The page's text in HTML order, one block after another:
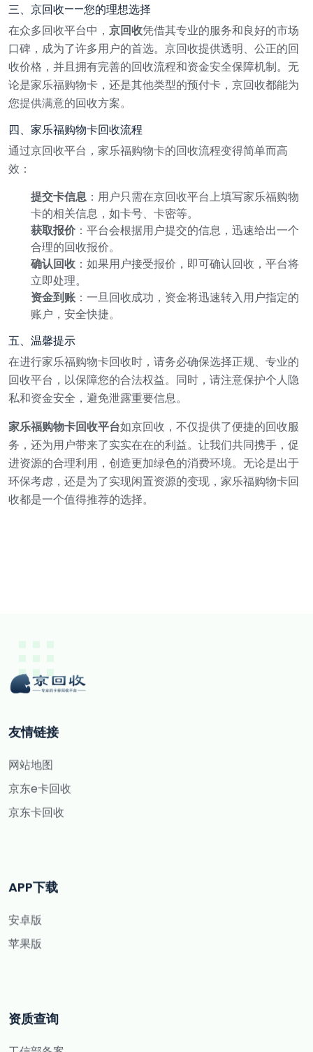
三、京回收——您的理想选择
在众多回收平台中， 京回收凭借其专业的服务和良好的市场
口碑，成为了许多用户的首选。京回收提供透明、公正的回
收价格，并且拥有完善的回收流程和资金安全保障机制。无
论是家乐福购物卡，还是其他类型的预付卡，京回收都能为
您提供满意的回收方案。
四、家乐福购物卡回收流程
通过京回收平台，家乐福购物卡的回收流程变得简单而高
效：
提交卡信息 ：用户只需在京回收平台上填写家乐福购物
卡的相关信息，如卡号、卡密等。
获取报价：平台会根据用户提交的信息，迅速给出一个
合理的回收报价。
确认回收：如果用户接受报价，即可确认回收，平台将
立即处理。
资金到账：一旦回收成功，资金将迅速转入用户指定的
账户，安全快捷。
五、温馨提示
在进行家乐福购物卡回收时，请务必确保选择正规、专业的
回收平台，以保障您的合法权益。同时，请注意保护个人隐
私和资金安全，避免泄露重要信息。
家乐福购物卡回收平台如京回收，不仅提供了便捷的回收服
务，还为用户带来了实实在在的利益。让我们共同携手，促
进资源的合理利用，创造更加绿色的消费环境。无论是出于
环保考虑，还是为了实现闲置资源的变现，家乐福购物卡回
收都是一个值得推荐的选择。
友情链接
网站地图
京东e卡回收
京东卡回收
APP下载
安卓版
苹果版
资质查询